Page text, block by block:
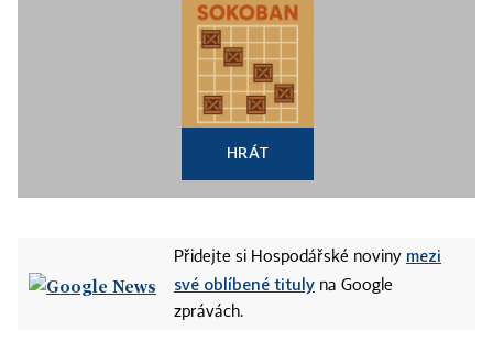
HRÁT
Přidejte si Hospodářské noviny mezi
své oblíbené tituly na Google
zprávách.